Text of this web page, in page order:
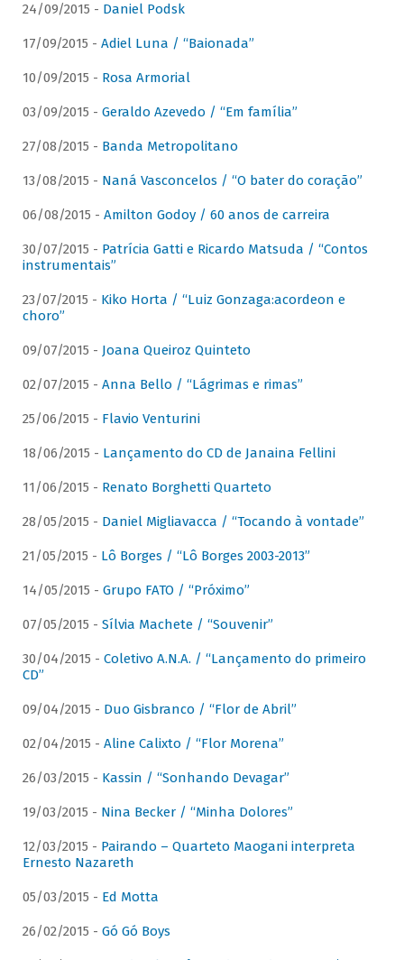
24/09/2015 - Daniel Podsk
17/09/2015 - Adiel Luna / “Baionada”
10/09/2015 - Rosa Armorial
03/09/2015 - Geraldo Azevedo / “Em família”
27/08/2015 - Banda Metropolitano
13/08/2015 - Naná Vasconcelos / “O bater do coração”
06/08/2015 - Amilton Godoy / 60 anos de carreira
30/07/2015 - Patrícia Gatti e Ricardo Matsuda / “Contos
instrumentais”
23/07/2015 - Kiko Horta / “Luiz Gonzaga:acordeon e
choro”
09/07/2015 - Joana Queiroz Quinteto
02/07/2015 - Anna Bello / “Lágrimas e rimas”
25/06/2015 - Flavio Venturini
18/06/2015 - Lançamento do CD de Janaina Fellini
11/06/2015 - Renato Borghetti Quarteto
28/05/2015 - Daniel Migliavacca / “Tocando à vontade”
21/05/2015 - Lô Borges / “Lô Borges 2003-2013”
14/05/2015 - Grupo FATO / “Próximo”
07/05/2015 - Sílvia Machete / “Souvenir”
30/04/2015 - Coletivo A.N.A. / “Lançamento do primeiro
CD”
09/04/2015 - Duo Gisbranco / “Flor de Abril”
02/04/2015 - Aline Calixto / “Flor Morena”
26/03/2015 - Kassin / “Sonhando Devagar”
19/03/2015 - Nina Becker / “Minha Dolores”
12/03/2015 - Pairando – Quarteto Maogani interpreta
Ernesto Nazareth
05/03/2015 - Ed Motta
26/02/2015 - Gó Gó Boys